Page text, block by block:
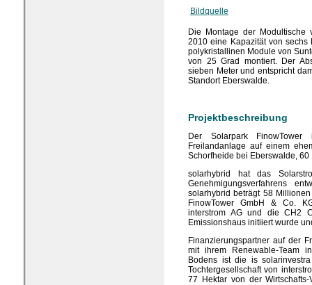
Bildquelle
Die Montage der Modultische
2010 eine Kapazität von
polykristallinen Module von
von 25 Grad montiert. Der
sieben Meter und entspricht
Standort Eberswalde.
Projektbeschreibung
Der Solarpark
Freilandanlage auf einem
Schorfheide bei Eberswalde,
solarhybrid hat das
Genehmigungsverfahrens
solarhybrid beträgt 58
FinowTower GmbH & Co.
interstrom AG und die CH2
Emissionshaus initiiert wurde
Finanzierungspartner auf der
mit ihrem Renewable-Team
Bodens ist die is
Tochtergesellschaft von
77 Hektar von der Wirtschafts-